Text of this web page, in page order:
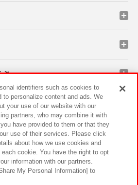
ぶ
ーン
ステナビリティ サイトポリシー
ウェブアクセシビリティ方針と検証結果
ともに
identifiers such as cookies to
to personalize content and ads. We
your use of our website with our
partners, who may combine it with
have provided to them or that they
use of their services. Please click
about how we use cookies and
cookie. You have the right to opt
information with our partners.
My Personal Information] to